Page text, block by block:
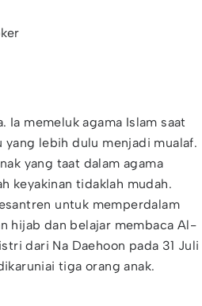
Ia memeluk agama Islam saat
lebih dulu menjadi mualaf.
yang taat dalam agama
keyakinan tidaklah mudah.
untuk memperdalam
hijab dan belajar membaca Al-
dari Na Daehoon pada 31 Juli
tiga orang anak.